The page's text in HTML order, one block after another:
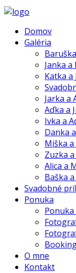
Domov
Galéria
Janka a
Katka a
Jarka a
Aďka a
Ivka a
Danka
Miška
Zuzka
Alica a
Baška
Svadobné
Ponuka
O mne
Kontakt